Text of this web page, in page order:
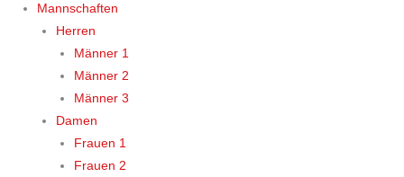
Mannschaften
Herren
Männer 1
Männer 2
Männer 3
Damen
Frauen 1
Frauen 2